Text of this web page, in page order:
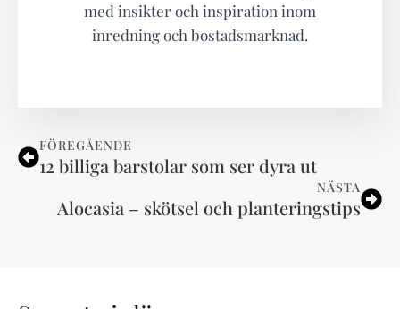
med insikter och inspiration inom
inredning och bostadsmarknad.
FÖREGÅENDE
12 billiga barstolar som ser dyra ut
NÄSTA
Alocasia – skötsel och planteringstips